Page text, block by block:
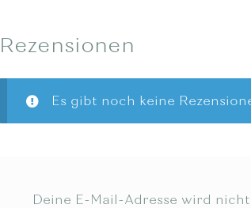
Rezensionen
Es gibt noch keine
Deine E-Mail-Adresse wird